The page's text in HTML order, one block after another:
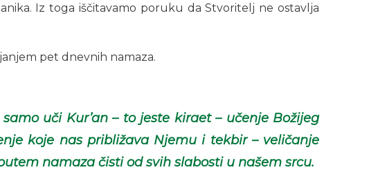
Iz toga iščitavamo poruku da Stvoritelj ne ostavlja
pet dnevnih namaza.
uči Kur’an – to jeste kiraet – učenje Božijeg
koje nas približava Njemu i tekbir – veličanje
namaza čisti od svih slabosti u našem srcu.